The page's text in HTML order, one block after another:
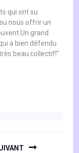
qui ont su
nous offrir un
grand
a bien défendu
beau collectif!"